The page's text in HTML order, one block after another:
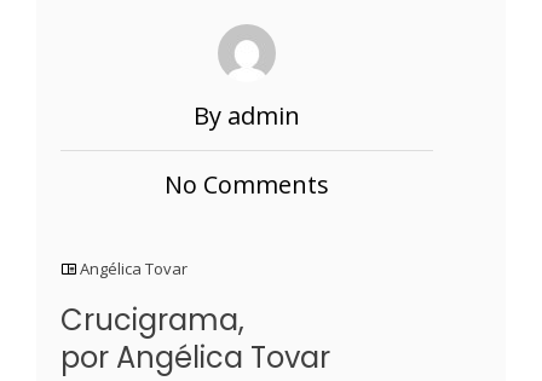
By admin
No Comments
Angélica Tovar
Crucigrama,
por Angélica Tovar